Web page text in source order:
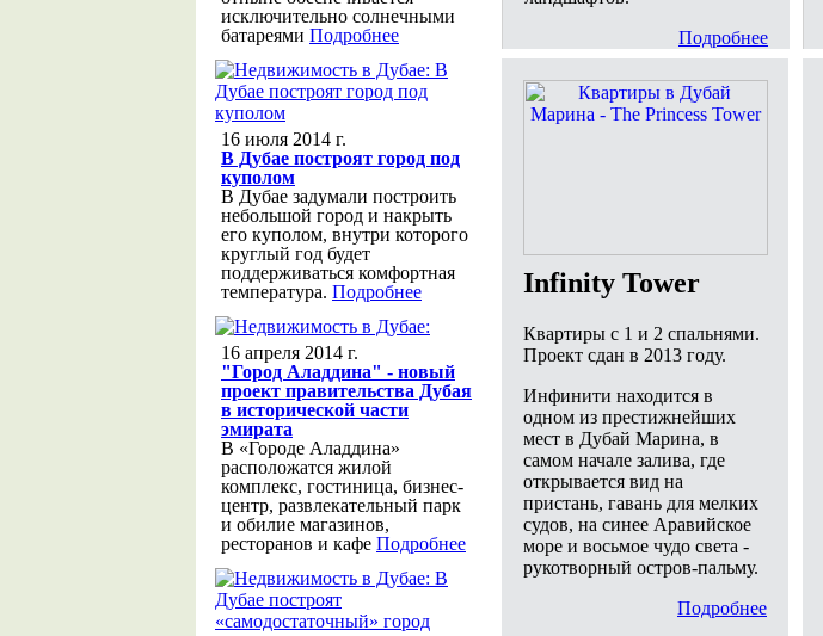
Подробнее
Infinity Tower
Квартиры с 1 и 2 спальнями.
Проект сдан в 2013 году.
Инфинити находится в
одном из престижнейших
мест в Дубай Марина, в
самом начале залива, где
открывается вид на
пристань, гавань для мелких
судов, на синее Аравийское
море и восьмое чудо света -
рукотворный остров-пальму.
Подробнее
исключительно солнечными
батареями Подробнее
16 июля 2014 г.
В Дубае построят город под
куполом
В Дубае задумали построить
небольшой город и накрыть
его куполом, внутри которого
круглый год будет
поддерживаться комфортная
температура. Подробнее
16 апреля 2014 г.
"Город Аладдина" - новый
проект правительства Дубая
в исторической части
эмирата
В «Городе Аладдина»
расположатся жилой
комплекс, гостиница, бизнес-
центр, развлекательный парк
и обилие магазинов,
ресторанов и кафе Подробнее